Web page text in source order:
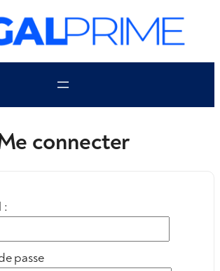
connecter
:
passe